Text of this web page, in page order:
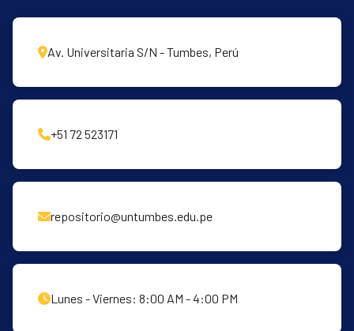
Av. Universitaria S/N - Tumbes, Perú
+51 72 523171
repositorio@untumbes.edu.pe
Lunes - Viernes: 8:00 AM - 4:00 PM